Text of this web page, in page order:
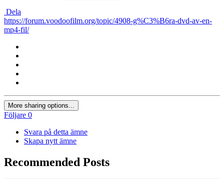
Dela
https://forum.voodoofilm.org/topic/4908-g%C3%B6ra-dvd-av-en-
mp4-fil/
More sharing options...
Följare 0
Svara på detta ämne
Skapa nytt ämne
Recommended Posts